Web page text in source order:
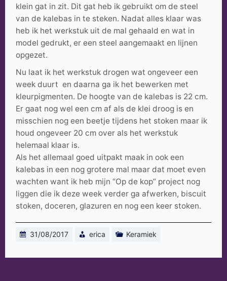
klein gat in zit. Dit gat heb ik gebruikt om de steel
van de kalebas in te steken. Nadat alles klaar was
heb ik het werkstuk uit de mal gehaald en wat in
model gedrukt, er een steel aangemaakt en lijnen
opgezet.
Nu laat ik het werkstuk drogen wat ongeveer een
week duurt en daarna ga ik het bewerken met
kleurpigmenten. De hoogte van de kalebas is 22 cm.
Er gaat nog wel een cm af als de klei droog is en
misschien nog een beetje tijdens het stoken maar ik
houd ongeveer 20 cm over als het werkstuk
helemaal klaar is.
Als het allemaal goed uitpakt maak in ook een
kalebas in een nog grotere mal maar dat moet even
wachten want ik heb mijn “Op de kop” project nog
liggen die ik deze week verder ga afwerken, biscuit
stoken, doceren, glazuren en nog een keer stoken.
31/08/2017 erica Keramiek